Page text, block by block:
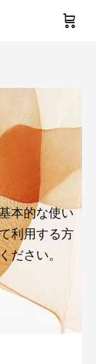
本的な使い
利用する方
ださい。